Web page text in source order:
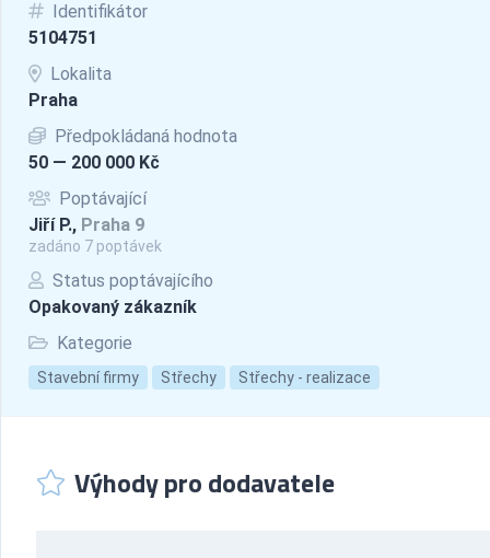
Identifikátor
5104751
Lokalita
Praha
Předpokládaná hodnota
50 — 200 000 Kč
Poptávající
Jiří P., Praha 9
zadáno 7 poptávek
Status poptávajícího
Opakovaný zákazník
Kategorie
Stavební firmy Střechy Střechy - realizace
Výhody pro dodavatele